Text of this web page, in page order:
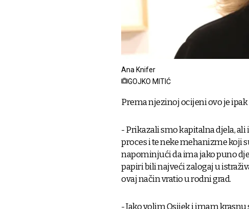
Ana Knifer
GOJKO MITIĆ
Prema njezinoj ocijeni ovo je
- Prikazali smo kapitalna djela,
proces i te neke mehanizme koji
napominjući da ima jako puno
papiri bili najveći zalogaj u
ovaj način vratio u rodni grad.
- Jako volim Osijek i imam